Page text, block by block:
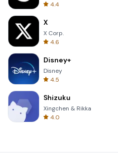
4.4
X
X Corp.
4.6
Disney+
Disney
4.5
Shizuku
Xingchen & Rikka
4.0